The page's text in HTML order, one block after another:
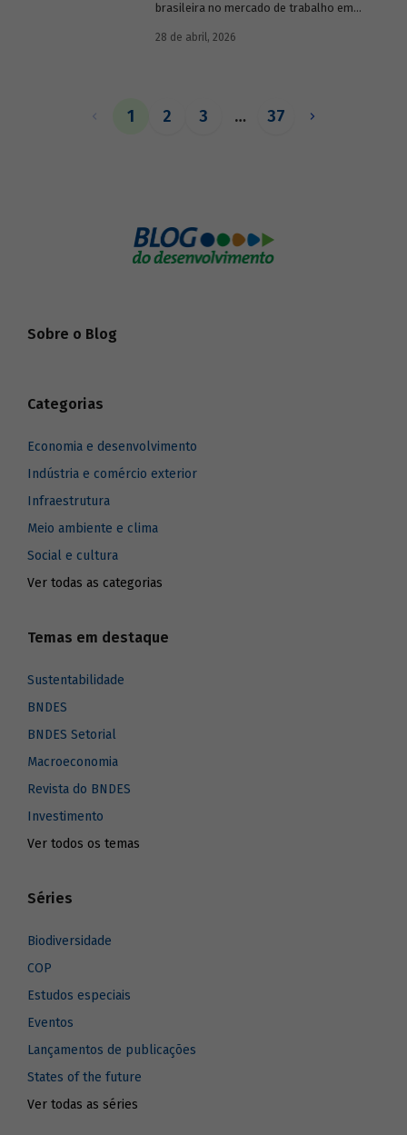
brasileira no mercado de trabalho em
países de diferentes continentes e
28 de abril, 2026
1 2 3 … 37
Sobre o Blog
Categorias
Economia e desenvolvimento
Indústria e comércio exterior
Infraestrutura
Meio ambiente e clima
Social e cultura
Ver todas as categorias
Temas em destaque
Sustentabilidade
BNDES
BNDES Setorial
Macroeconomia
Revista do BNDES
Investimento
Ver todos os temas
Séries
Biodiversidade
COP
Estudos especiais
Eventos
Lançamentos de publicações
States of the future
Ver todas as séries